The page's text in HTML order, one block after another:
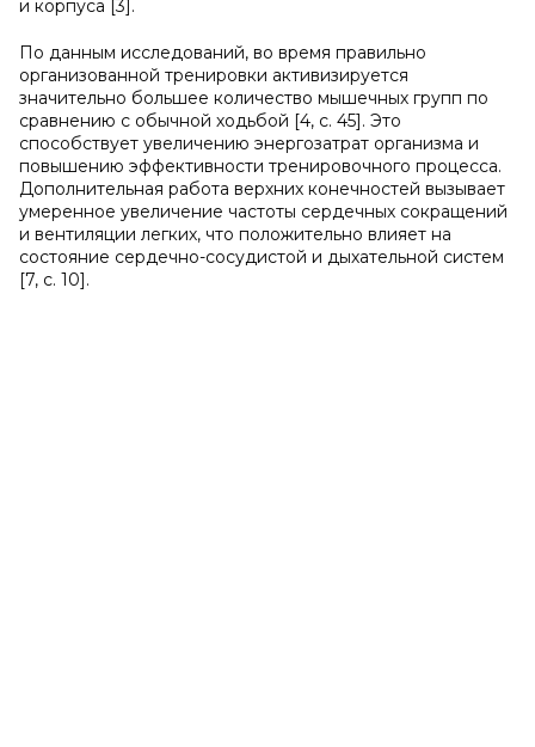
и корпуса [3].
По данным исследований, во время правильно
организованной тренировки активизируется
значительно большее количество мышечных групп по
сравнению с обычной ходьбой [4, с. 45]. Это
способствует увеличению энергозатрат организма и
повышению эффективности тренировочного процесса.
Дополнительная работа верхних конечностей вызывает
умеренное увеличение частоты сердечных сокращений
и вентиляции легких, что положительно влияет на
состояние сердечно-сосудистой и дыхательной систем
[7, с. 10].